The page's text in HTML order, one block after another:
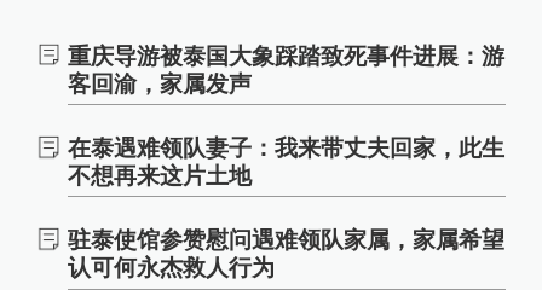
重庆导游被泰国大象踩踏致死事件进展：游
客回渝，家属发声
在泰遇难领队妻子：我来带丈夫回家，此生
不想再来这片土地
驻泰使馆参赞慰问遇难领队家属，家属希望
认可何永杰救人行为